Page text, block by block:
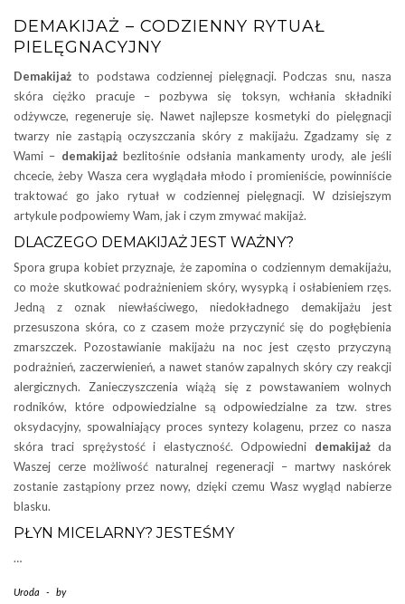
DEMAKIJAŻ – CODZIENNY RYTUAŁ
PIELĘGNACYJNY
Demakijaż to podstawa codziennej pielęgnacji. Podczas snu, nasza
skóra ciężko pracuje – pozbywa się toksyn, wchłania składniki
odżywcze, regeneruje się. Nawet najlepsze kosmetyki do pielęgnacji
twarzy nie zastąpią oczyszczania skóry z makijażu. Zgadzamy się z
Wami – demakijażbezlitośnie odsłania mankamenty urody, ale jeśli
chcecie, żeby Wasza cera wyglądała młodo i promieniście, powinniście
traktować go jako rytuał w codziennej pielęgnacji. W dzisiejszym
artykule podpowiemy Wam, jak i czym zmywać makijaż.
DLACZEGO DEMAKIJAŻ JEST WAŻNY?
Spora grupa kobiet przyznaje, że zapomina o codziennym demakijażu,
co może skutkować podrażnieniem skóry, wysypką i osłabieniem rzęs.
Jedną z oznak niewłaściwego, niedokładnego demakijażu jest
przesuszona skóra, co z czasem może przyczynić się do pogłębienia
zmarszczek. Pozostawianie makijażu na noc jest często przyczyną
podrażnień, zaczerwienień, a nawet stanów zapalnych skóry czy reakcji
alergicznych. Zanieczyszczenia wiążą się z powstawaniem wolnych
rodników, które odpowiedzialne są odpowiedzialne za tzw. stres
oksydacyjny, spowalniający proces syntezy kolagenu, przez co nasza
skóra traci sprężystość i elastyczność. Odpowiedni demakijażda
Waszej cerze możliwość naturalnej regeneracji – martwy naskórek
zostanie zastąpiony przez nowy, dzięki czemu Wasz wygląd nabierze
blasku.
PŁYN MICELARNY? JESTEŚMY
…
Uroda - by